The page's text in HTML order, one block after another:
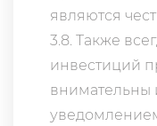
являются
3.8. Также
инвестиций
внимательны